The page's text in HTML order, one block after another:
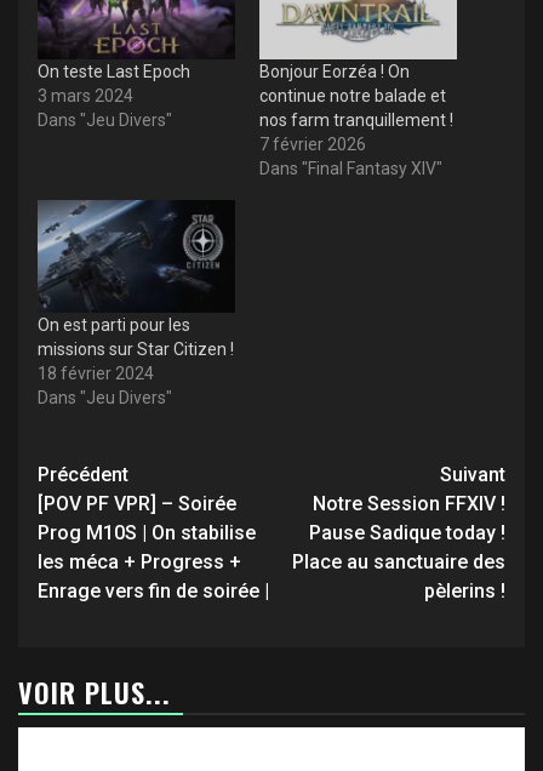
On teste Last Epoch
3 mars 2024
Dans "Jeu Divers"
Bonjour Eorzéa ! On
continue notre balade et
nos farm tranquillement !
7 février 2026
Dans "Final Fantasy XIV"
On est parti pour les
missions sur Star Citizen !
18 février 2024
Dans "Jeu Divers"
Navigation
d’article
Précédent
[POV PF VPR] – Soirée
Prog M10S | On stabilise
les méca + Progress +
Enrage vers fin de soirée |
Suivant
Notre Session FFXIV !
Pause Sadique today !
Place au sanctuaire des
pèlerins !
VOIR PLUS...